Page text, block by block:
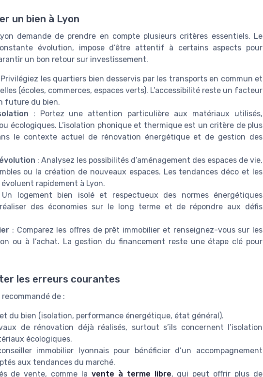
un bien à Lyon
demande de prendre en compte plusieurs critères essentiels. Le
évolution, impose d’être attentif à certains aspects pour
un bon retour sur investissement.
Privilégiez les quartiers bien desservis par les transports en commun et
(écoles, commerces, espaces verts). L’accessibilité reste un facteur
future du bien.
: Portez une attention particulière aux matériaux utilisés,
écologiques. L’isolation phonique et thermique est un critère de plus
le contexte actuel de rénovation énergétique et de gestion des
: Analysez les possibilités d’aménagement des espaces de vie,
ou la création de nouveaux espaces. Les tendances déco et les
rapidement à Lyon.
logement bien isolé et respectueux des normes énergétiques
des économies sur le long terme et de répondre aux défis
: Comparez les offres de prêt immobilier et renseignez-vous sur les
ou à l’achat. La gestion du financement reste une étape clé pour
les erreurs courantes
de :
du bien (isolation, performance énergétique, état général).
de rénovation déjà réalisés, surtout s’ils concernent l’isolation
écologiques.
immobilier lyonnais pour bénéficier d’un accompagnement
aux tendances du marché.
de vente, comme la vente à terme libre, qui peut offrir plus de